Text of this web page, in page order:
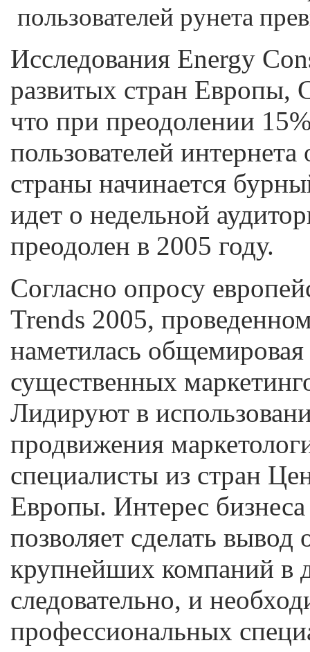
пользователей рунета
Исследования Energy
развитых стран
что при преодолении
пользователей
страны начинается
идет о недельной
преодолен в 2005 году.
Согласно опросу
Trends 2005,
наметилась
существенных
Лидируют в
продвижения
специалисты из стран
Европы. Интерес
позволяет сделать
крупнейших компаний в
следовательно, и
профессиональных